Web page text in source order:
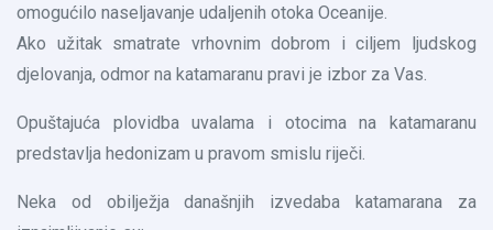
omogućilo naseljavanje udaljenih otoka Oceanije.
Ako užitak smatrate vrhovnim dobrom i ciljem ljudskog
djelovanja, odmor na katamaranu pravi je izbor za Vas.
Opuštajuća plovidba uvalama i otocima na katamaranu
predstavlja hedonizam u pravom smislu riječi.
Neka od obilježja današnjih izvedaba katamarana za